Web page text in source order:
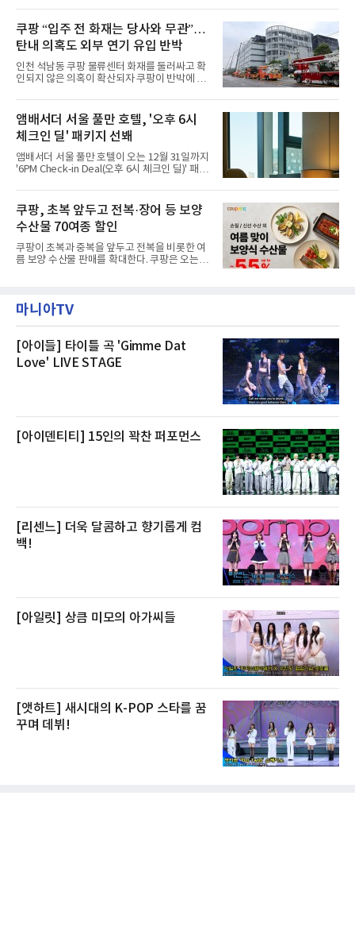
라 극장을 모티브로 한 데코레이션으로 구성됐
다. 무대 공간 및 티켓 박스
필먼트서비스(CFS)가 지난 28일부터 화재 피해
주민을 대상으로 전문 출장 청소서비스 지원에
나섬으로써 본격적인 지역사회 복구 작업이 시
작된 것이다.대피소 주민 중심 청소 접수, 첫날
부터 2가구 지원 완료CFS는 신현초등학교, 신
현북초등학교, 신현여자중학교 등 인천 서해구
관내 임시 대피소 3곳에서 체류해온 화재 피해
민들의 호응 속에 CFS는 즉시 행동에 나섰다. 지
난 28일 오후 전문 청소업체와
쿠팡 “입주 전 화재는 당사와 무관”…
탄내 의혹도 외부 연기 유입 반박
인천 석남동 쿠팡 물류센터 화재를 둘러싸고 확
인되지 않은 의혹이 확산되자 쿠팡이 반박에 나
에 대해서는 외부 화재 연기 유입이라고 설명했
고, 2023년 같은 물류센터에서 발생한 화재에
대해서도 쿠팡 입주 전 공사 과정에서 벌어진 일
이라며 선을 그었다.쿠팡은 21일 인천 물류센터
내부에서 불이 타는 냄새가 났다는 의혹과 관련
해 “사실무근”이라는 입장을 밝혔다.회사 측은
“인근에서 지난 15일 다른 회사에서 발생한 대
것으로 확인됐다”고 설명했다.이어 “정확한 화
재 원인은 추후 조사될
앰배서더 서울 풀만 호텔, '오후 6시
체크인 딜' 패키지 선봬
앰배서더 서울 풀만 호텔이 오는 12월 31일까지
'6PM Check-in Deal(오후 6시 체크인 딜)' 패키
으로 여유로운 저녁 시간부터 호텔 스테이를 시
작할 수 있도록 준비됐다.앰배서더 서울 풀만 호
텔 측은 “퇴근 후 또는 주말 도심 속에서 짧지만
온전한 휴식을 원하는 고객들에게 특별한 경험
을 제공한다”고 밝혔다.패키지는 디럭스와 이그
제큐티브 두 가지 타입으로 구성된다. 디럭스 패
키지는 객실 1박(룸 온리)으로 심플한 호캉스를
스 센터 사우나 2인 이용 혜택이 포함된다.특히
클럽 앰배서더 라운지
쿠팡, 초복 앞두고 전복·장어 등 보양
수산물 70여종 할인
쿠팡이 초복과 중복을 앞두고 전복을 비롯한 여
름 보양 수산물 판매를 확대한다. 쿠팡은 오는
우 등이 포함됐다. 쿠팡은 올해 큰 크기의 전복
생산량이 늘어난 점을 반영해 주요 산지 상품을
전복은 산지에서 채취한 뒤 전국으로 직송되는
방식으로 운영된다. 신선도가 중요한 상품인 만
큼 이르면 다음 날 오전 배송이 가능하도록 물류
마니아TV
[아이들] 타이틀 곡 'Gimme Dat
Love' LIVE STAGE
[아이덴티티] 15인의 꽉찬 퍼포먼스
[리센느] 더욱 달콤하고 향기롭게 컴
백!
[아일릿] 상큼 미모의 아가씨들
[앳하트] 새시대의 K-POP 스타를 꿈
꾸며 데뷔!